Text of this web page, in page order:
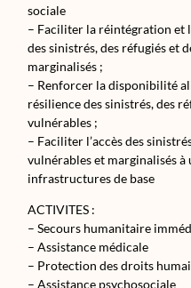
sociale
– Faciliter la réintégration et
des sinistrés, des réfugiés et
marginalisés ;
– Renforcer la disponibilité
résilience des sinistrés, des
vulnérables ;
– Faciliter l’accès des
vulnérables et marginalisés à
infrastructures de base
ACTIVITES :
– Secours humanitaire
– Assistance médicale
– Protection des droits
– Assistance psychosociale